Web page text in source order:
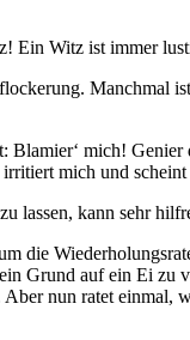
Witz ist immer
Manchmal
mich!
mich und
lassen, kann sehr
die
Grund auf ein Ei
nun ratet einmal,